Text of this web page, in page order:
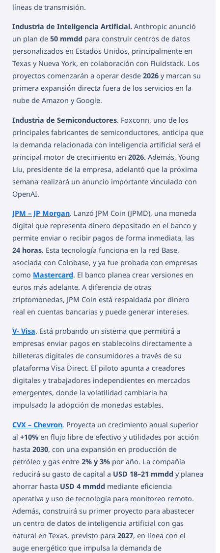
líneas de transmisión.
Industria de Inteligencia Artificial. Anthropic anunció
un plan de 50 mmdd para construir centros de datos
personalizados en Estados Unidos, principalmente en
Texas y Nueva York, en colaboración con Fluidstack. Los
proyectos comenzarán a operar desde 2026 y marcan su
primera expansión directa fuera de los servicios en la
nube de Amazon y Google.
Industria de Semiconductores. Foxconn, uno de los
principales fabricantes de semiconductores, anticipa que
la demanda relacionada con inteligencia artificial será el
principal motor de crecimiento en 2026. Además, Young
Liu, presidente de la empresa, adelantó que la próxima
semana realizará un anuncio importante vinculado con
OpenAI.
JPM – JP Morgan. Lanzó JPM Coin (JPMD), una moneda
digital que representa dinero depositado en el banco y
permite enviar o recibir pagos de forma inmediata, las
24 horas. Esta tecnología funciona en la red Base,
asociada con Coinbase, y ya fue probada con empresas
como Mastercard. El banco planea crear versiones en
euros más adelante. A diferencia de otras
criptomonedas, JPM Coin está respaldada por dinero
real en cuentas bancarias y puede generar intereses.
V- Visa. Está probando un sistema que permitirá a
empresas enviar pagos en stablecoins directamente a
billeteras digitales de consumidores a través de su
plataforma Visa Direct. El piloto apunta a creadores
digitales y trabajadores independientes en mercados
emergentes, donde la volatilidad cambiaria ha
impulsado la adopción de monedas estables.
CVX – Chevron. Proyecta un crecimiento anual superior
al +10% en flujo libre de efectivo y utilidades por acción
hasta 2030, con una expansión en producción de
petróleo y gas entre 2% y 3% por año. La compañía
reducirá su gasto de capital a USD 18–21 mmdd y planea
ahorrar hasta USD 4 mmdd mediante eficiencia
operativa y uso de tecnología para monitoreo remoto.
Además, construirá su primer proyecto para abastecer
un centro de datos de inteligencia artificial con gas
natural en Texas, previsto para 2027, en línea con el
auge energético que impulsa la demanda de